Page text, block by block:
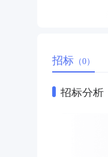
招标 （0）
招标分析